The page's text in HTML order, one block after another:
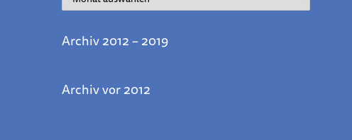
Archiv 2012 – 2019
Archiv vor 2012